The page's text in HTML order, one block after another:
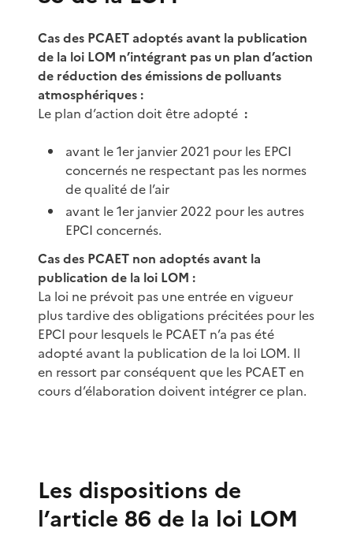
Cas des PCAET adoptés avant la publication
de la loi LOM n’intégrant pas un plan d’action
de réduction des émissions de polluants
atmosphériques :
Le plan d’action doit être adopté :
avant le 1er janvier 2021 pour les EPCI
concernés ne respectant pas les normes
de qualité de l’air
avant le 1er janvier 2022 pour les autres
EPCI concernés.
Cas des PCAET non adoptés avant la
publication de la loi LOM :
La loi ne prévoit pas une entrée en vigueur
plus tardive des obligations précitées pour les
EPCI pour lesquels le PCAET n’a pas été
adopté avant la publication de la loi LOM. Il
en ressort par conséquent que les PCAET en
cours d’élaboration doivent intégrer ce plan.
Les dispositions de
l’article 86 de la loi LOM